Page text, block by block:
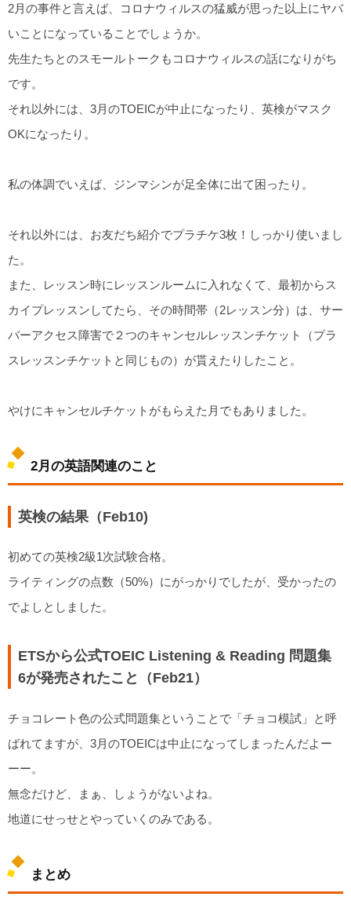
2月の事件と言えば、コロナウィルスの猛威が思った以上にヤバ
いことになっていることでしょうか。
先生たちとのスモールトークもコロナウィルスの話になりがち
です。
それ以外には、3月のTOEICが中止になったり、英検がマスク
OKになったり。
私の体調でいえば、ジンマシンが足全体に出て困ったり。
それ以外には、お友だち紹介でプラチケ3枚！しっかり使いまし
た。
また、レッスン時にレッスンルームに入れなくて、最初からス
カイプレッスンしてたら、その時間帯（2レッスン分）は、サー
バーアクセス障害で２つのキャンセルレッスンチケット（プラ
スレッスンチケットと同じもの）が貰えたりしたこと。
やけにキャンセルチケットがもらえた月でもありました。
2月の英語関連のこと
英検の結果（Feb10)
初めての英検2級1次試験合格。
ライティングの点数（50%）にがっかりでしたが、受かったの
でよしとしました。
ETSから公式TOEIC Listening & Reading 問題集
6が発売されたこと（Feb21）
チョコレート色の公式問題集ということで「チョコ模試」と呼
ばれてますが、3月のTOEICは中止になってしまったんだよー
ーー。
無念だけど、まぁ、しょうがないよね。
地道にせっせとやっていくのみである。
まとめ